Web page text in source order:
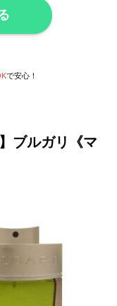
で安心！
ブルガリ《マ